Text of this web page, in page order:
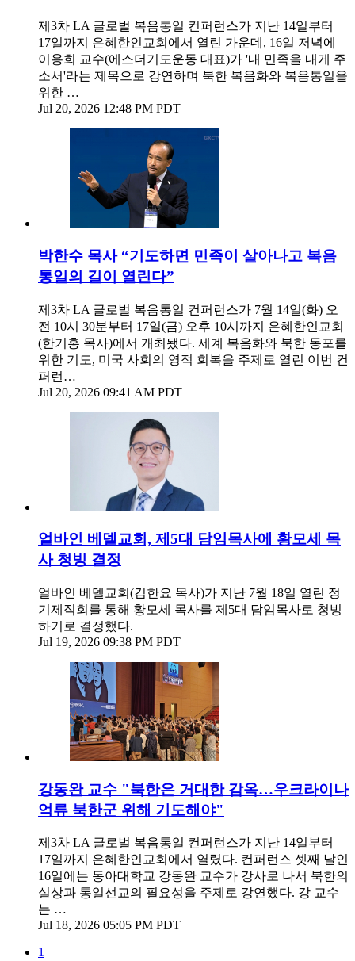
제3차 LA 글로벌 복음통일 컨퍼런스가 지난 14일부터
17일까지 은혜한인교회에서 열린 가운데, 16일 저녁에
이용희 교수(에스더기도운동 대표)가 '내 민족을 내게 주
소서'라는 제목으로 강연하며 북한 복음화와 복음통일을
위한 …
Jul 20, 2026 12:48 PM PDT
박한수 목사 “기도하면 민족이 살아나고 복음
통일의 길이 열린다”
제3차 LA 글로벌 복음통일 컨퍼런스가 7월 14일(화) 오
전 10시 30분부터 17일(금) 오후 10시까지 은혜한인교회
(한기홍 목사)에서 개최됐다. 세계 복음화와 북한 동포를
위한 기도, 미국 사회의 영적 회복을 주제로 열린 이번 컨
퍼런…
Jul 20, 2026 09:41 AM PDT
얼바인 베델교회, 제5대 담임목사에 황모세 목
사 청빙 결정
얼바인 베델교회(김한요 목사)가 지난 7월 18일 열린 정
기제직회를 통해 황모세 목사를 제5대 담임목사로 청빙
하기로 결정했다.
Jul 19, 2026 09:38 PM PDT
강동완 교수 "북한은 거대한 감옥…우크라이나
억류 북한군 위해 기도해야"
제3차 LA 글로벌 복음통일 컨퍼런스가 지난 14일부터
17일까지 은혜한인교회에서 열렸다. 컨퍼런스 셋째 날인
16일에는 동아대학교 강동완 교수가 강사로 나서 북한의
실상과 통일선교의 필요성을 주제로 강연했다. 강 교수
는 …
Jul 18, 2026 05:05 PM PDT
1